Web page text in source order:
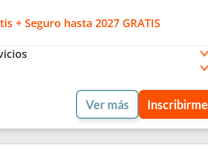
+ Seguro hasta 2027 GRATIS
Ver más Inscribirme